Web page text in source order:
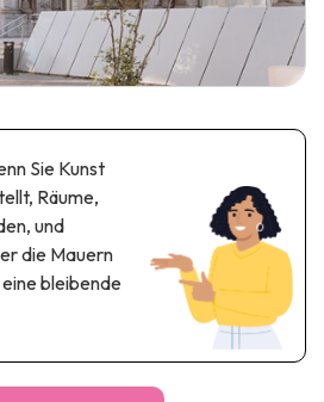
Parks
SOMMER
Sie Kunst
Räume,
und
die Mauern
bleibende